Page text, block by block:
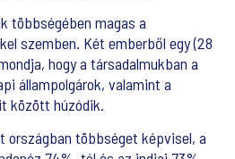
többségében magas a
szemben. Két emberből egy (28
hogy a társadalmukban a
állampolgárok, valamint a
között húzódik.
országban többséget képvisel, a